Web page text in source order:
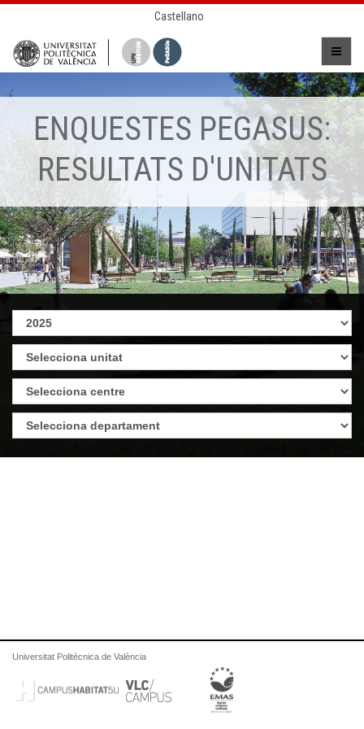
Castellano
ENQUESTES PEGASUS:
RESULTATS D'UNITATS
Universitat Politècnica de València